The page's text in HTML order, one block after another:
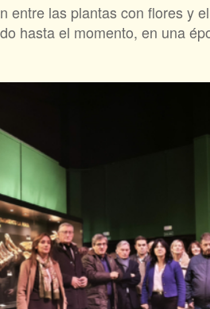
las plantas con flores y
hasta el momento, en una